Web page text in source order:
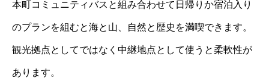
本町コミュニティバスと組み合わせて日帰りか宿泊入り
のプランを組むと海と山、自然と歴史を満喫できます。
観光拠点としてではなく中継地点として使うと柔軟性が
あります。